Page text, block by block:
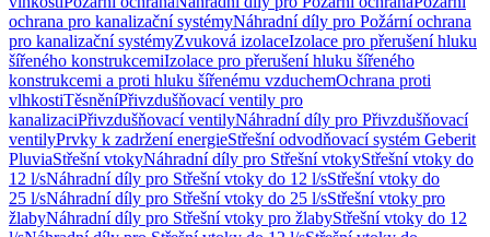
ochrana pro kanalizační systémyNáhradní díly pro Požární ochrana
pro kanalizační systémyZvuková izolaceIzolace pro přerušení hluku
šířeného konstrukcemiIzolace pro přerušení hluku šířeného
konstrukcemi a proti hluku šířenému vzduchemOchrana proti
vlhkostiTěsněníPřivzdušňovací ventily pro
kanalizaciPřivzdušňovací ventilyNáhradní díly pro Přivzdušňovací
ventilyPrvky k zadržení energieStřešní odvodňovací systém Geberit
PluviaStřešní vtokyNáhradní díly pro Střešní vtokyStřešní vtoky do
12 l/sNáhradní díly pro Střešní vtoky do 12 l/sStřešní vtoky do
25 l/sNáhradní díly pro Střešní vtoky do 25 l/sStřešní vtoky pro
žlabyNáhradní díly pro Střešní vtoky pro žlabyStřešní vtoky do 12